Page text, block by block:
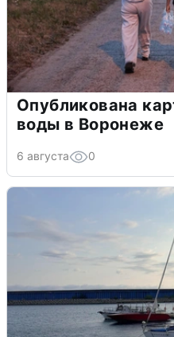
Опубликована
воды в Воронеже
6 августа 0